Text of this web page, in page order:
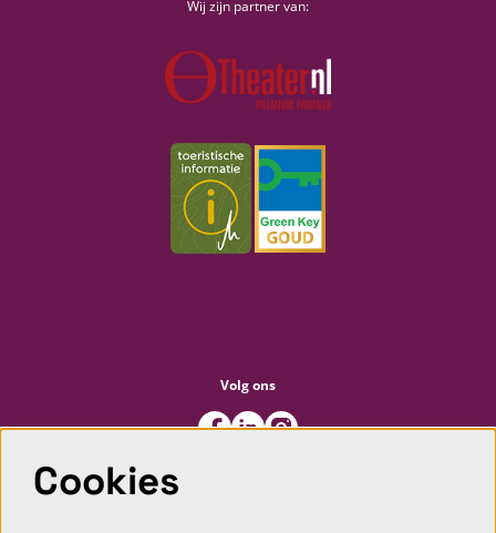
Wij zijn partner van:
Volg ons
Meld je aan voor de nieuwsbrief
Cookies